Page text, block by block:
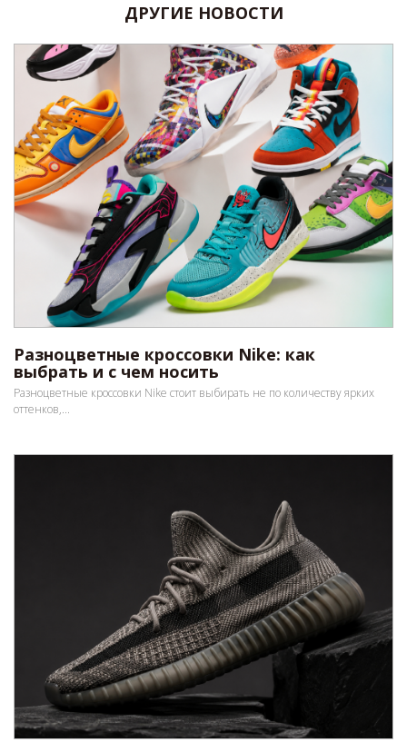
ДРУГИЕ НОВОСТИ
Разноцветные кроссовки Nike: как
выбрать и с чем носить
Разноцветные кроссовки Nike стоит выбирать не по количеству ярких
оттенков,...